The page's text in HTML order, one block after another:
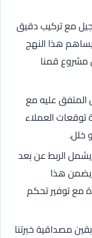
مع تركيب دقيق
هذا النهج
مشروع قمنا
المتفق عليه مع
توقعات العملاء
خلل.
الربط عن بعد
يضمن هذا
مع توفير تحكم
مصداقية خبرتنا